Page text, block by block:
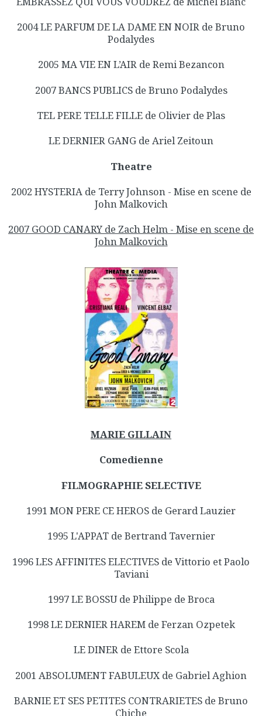
2004 LE PARFUM DE LA DAME EN NOIR de Bruno
Podalydes
2005 MA VIE EN L’AIR de Remi Bezancon
2007 BANCS PUBLICS de Bruno Podalydes
TEL PERE TELLE FILLE de Olivier de Plas
LE DERNIER GANG de Ariel Zeitoun
Theatre
2002 HYSTERIA de Terry Johnson - Mise en scene de
John Malkovich
2007 GOOD CANARY de Zach Helm - Mise en scene de
John Malkovich
MARIE GILLAIN
Comedienne
FILMOGRAPHIE SELECTIVE
1991 MON PERE CE HEROS de Gerard Lauzier
1995 L'APPAT de Bertrand Tavernier
1996 LES AFFINITES ELECTIVES de Vittorio et Paolo
Taviani
1997 LE BOSSU de Philippe de Broca
1998 LE DERNIER HAREM de Ferzan Ozpetek
LE DINER de Ettore Scola
2001 ABSOLUMENT FABULEUX de Gabriel Aghion
BARNIE ET SES PETITES CONTRARIETES de Bruno
Chiche